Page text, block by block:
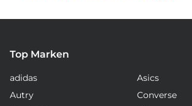
Top Marken
adidas
Asics
Autry
Converse